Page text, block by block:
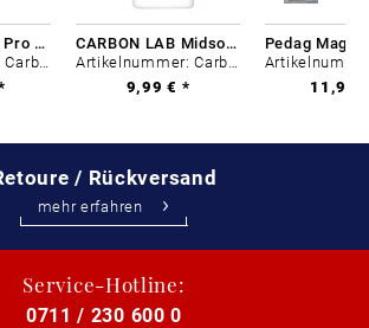
Collonil Carbon Pro 400 ml
Artikelnummer: Carbon-0
CARBON LAB Midsole Cleaner
Artikelnummer: Carbon-0
9,99 € *
11,99
/ Rückversand
mehr erfahren
Service-Hotline:
0711 / 230 600 0